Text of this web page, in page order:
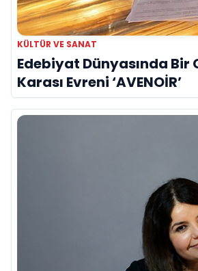
KÜLTÜR VE SANAT
Edebiyat Dünyasında Bir
Karası Evreni ‘AVENOİR’